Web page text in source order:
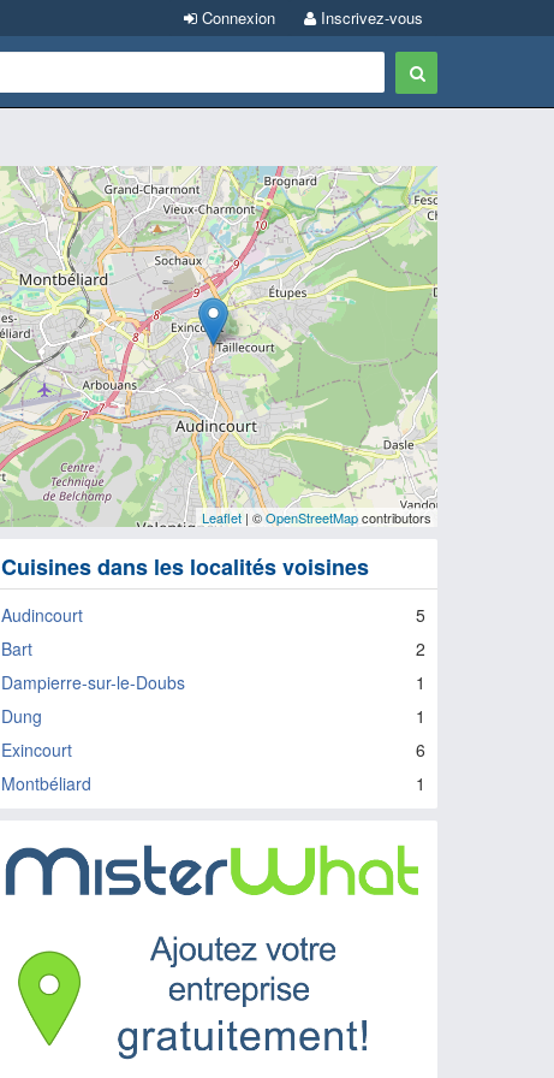
Inscrivez-vous
Connexion
Leaflet| ©OpenStreetMapcontributors
Cuisines dans les localités voisines
Audincourt
5
Bart
2
Dampierre-sur-le-Doubs
1
Dung
1
Exincourt
6
Montbéliard
1